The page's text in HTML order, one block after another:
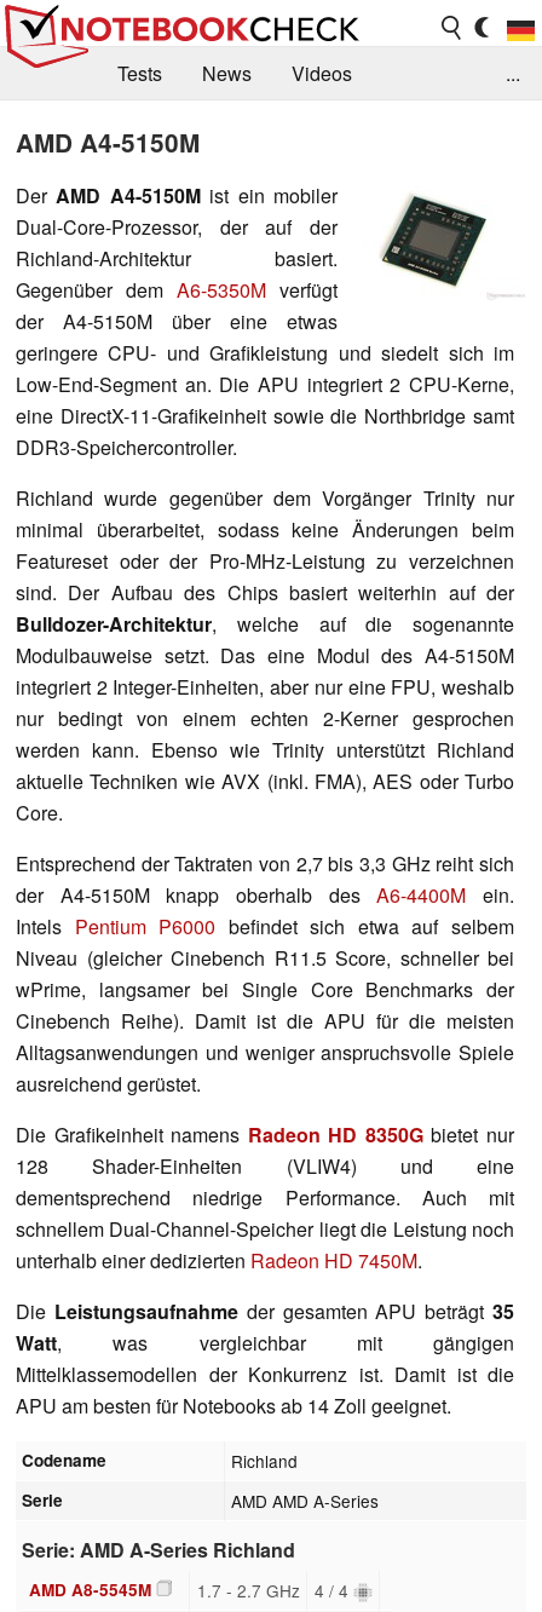
Tests News
Videos
Forum
...
AMD A4-5150M
DerAMD A4-5150Mist ein mobiler
Dual-Core-Prozessor, der auf der
Richland-Architektur basiert.
Gegenüber dem A6-5350M verfügt
der A4-5150M über eine etwas
geringere CPU- und Grafikleistung und siedelt sich im
Low-End-Segment an. Die APU integriert 2 CPU-Kerne,
eine DirectX-11-Grafikeinheit sowie die Northbridge samt
DDR3-Speichercontroller.
Richland wurde gegenüber dem Vorgänger Trinity nur
minimal überarbeitet, sodass keine Änderungen beim
Featureset oder der Pro-MHz-Leistung zu verzeichnen
sind. Der Aufbau des Chips basiert weiterhin auf der
Bulldozer-Architektur, welche auf die sogenannte
Modulbauweise setzt. Das eine Modul des A4-5150M
integriert 2 Integer-Einheiten, aber nur eine FPU, weshalb
nur bedingt von einem echten 2-Kerner gesprochen
werden kann. Ebenso wie Trinity unterstützt Richland
aktuelle Techniken wie AVX (inkl. FMA), AES oder Turbo
Core.
Entsprechend der Taktraten von 2,7 bis 3,3 GHz reiht sich
der A4-5150M knapp oberhalb desA6-4400M ein.
Intels Pentium P6000 befindet sich etwa auf selbem
Niveau (gleicher Cinebench R11.5 Score, schneller bei
wPrime, langsamer bei Single Core Benchmarks der
Cinebench Reihe). Damit ist die APU für die meisten
Alltagsanwendungen und weniger anspruchsvolle Spiele
ausreichend gerüstet.
Die Grafikeinheit namens Radeon HD 8350Gbietet nur
128 Shader-Einheiten (VLIW4) und eine
dementsprechend niedrige Performance. Auch mit
schnellem Dual-Channel-Speicher liegt die Leistung noch
unterhalb einer dedizierten Radeon HD 7450M.
Die Leistungsaufnahmeder gesamten APU beträgt35
Watt, was vergleichbar mit gängigen
Mittelklassemodellen der Konkurrenz ist. Damit ist die
APU am besten für Notebooks ab 14 Zoll geeignet.
Codename Richland
Serie AMD AMD A-Series
Serie: AMD A-Series Richland
AMD A8-5545M 1.7 - 2.7 GHz 4 / 4